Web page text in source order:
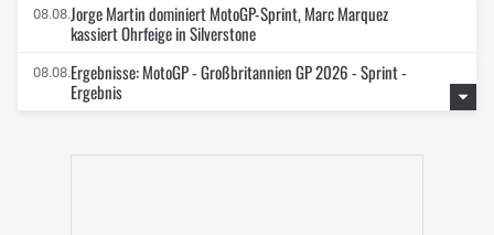
Jorge Martin dominiert MotoGP-Sprint, Marc Marquez
kassiert Ohrfeige in Silverstone
08.08.
Ergebnisse: MotoGP - Großbritannien GP 2026 - Sprint -
Ergebnis
08.08.